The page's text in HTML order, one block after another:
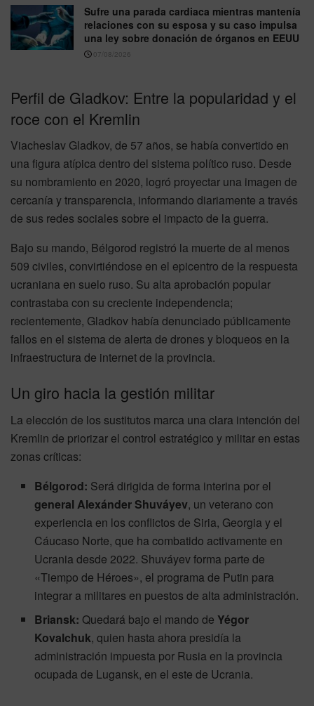
Sufre una parada cardiaca mientras mantenía
relaciones con su esposa y su caso impulsa
una ley sobre donación de órganos en EEUU
07/08/2026
Perfil de Gladkov: Entre la popularidad y el
roce con el Kremlin
Viacheslav Gladkov, de 57 años, se había convertido en
una figura atípica dentro del sistema político ruso. Desde
su nombramiento en 2020, logró proyectar una imagen de
cercanía y transparencia, informando diariamente a través
de sus redes sociales sobre el impacto de la guerra.
Bajo su mando, Bélgorod registró la muerte de al menos
509 civiles, convirtiéndose en el epicentro de la respuesta
ucraniana en suelo ruso. Su alta aprobación popular
contrastaba con su creciente independencia;
recientemente, Gladkov había denunciado públicamente
fallos en el sistema de alerta de drones y bloqueos en la
infraestructura de internet de la provincia.
Un giro hacia la gestión militar
La elección de los sustitutos marca una clara intención del
Kremlin de priorizar el control estratégico y militar en estas
zonas críticas:
Bélgorod: Será dirigida de forma interina por el
general Alexánder Shuváyev, un veterano con
experiencia en los conflictos de Siria, Georgia y el
Cáucaso Norte, que ha combatido activamente en
Ucrania desde 2022. Shuváyev forma parte de
«Tiempo de Héroes», el programa de Putin para
integrar a militares en puestos de alta administración.
Briansk: Quedará bajo el mando de Yégor
Kovalchuk, quien hasta ahora presidía la
administración impuesta por Rusia en la provincia
ocupada de Lugansk, en el este de Ucrania.